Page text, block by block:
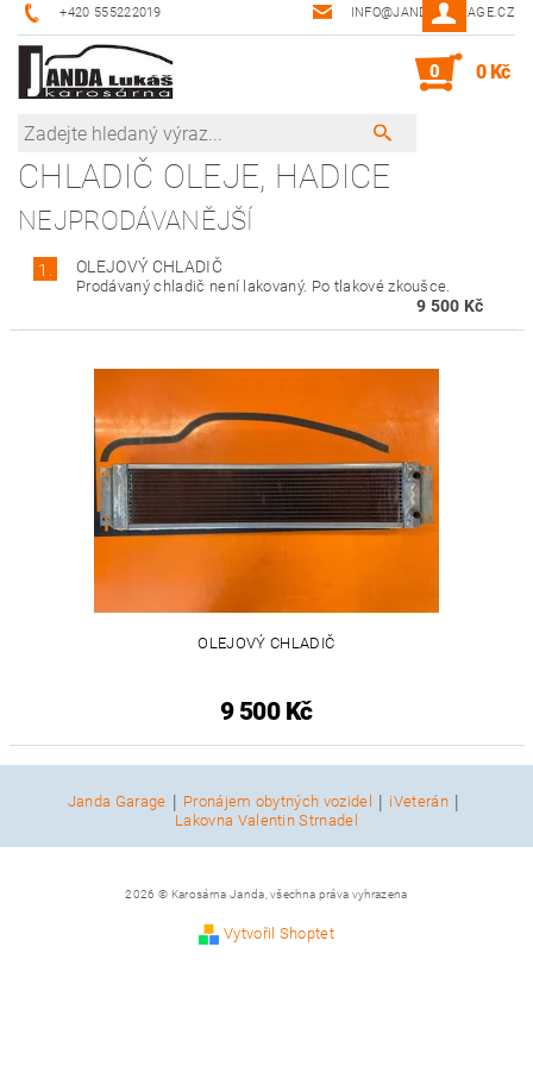
+420 555222019 INFO@JANDA-GARAGE.CZ
0 0 Kč
CHLADIČ OLEJE, HADICE
NEJPRODÁVANĚJŠÍ
1. OLEJOVÝ CHLADIČ
Prodávaný chladič není lakovaný. Po tlakové zkoušce.
9 500 Kč
OLEJOVÝ CHLADIČ
9 500 Kč
Janda Garage | Pronájem obytných vozidel | iVeterán |
Lakovna Valentin Strnadel
2026 © Karosárna Janda, všechna práva vyhrazena
Vytvořil Shoptet